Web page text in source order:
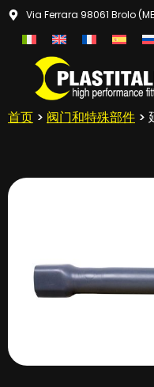
Via Ferrara 98061 Brolo
首页 > 阀门和特殊部件 >